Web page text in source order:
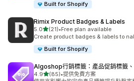
Built for Shopify
Rimix Product Badges & Labels
5.0滿分 5 顆星
(21)
共有 21 則評價
•Free plan available
Create product badges & labels to
Built for Shopify
Algoshop行銷標籤：產品促銷標籤
4.9滿分 5 顆星
(85)
共有 85 則評價
•提供免費方案